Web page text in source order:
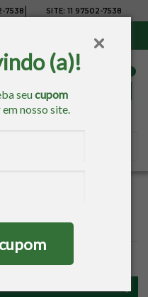
(a)!
seucupom
nosso site.
7538 SITE: 11 97502-7538